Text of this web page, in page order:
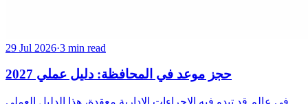
29 Jul 2026·3 min read
حجز موعد في المحافظة: دليل عملي 2027
في عالم قد تبدو فيه الإجراءات الإدارية معقدة، هذا الدليل العملي